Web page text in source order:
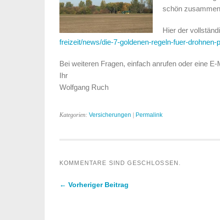
schön
Hier der
freizeit/news/die-7-goldenen-regeln-fuer-drohnen-
Bei weiteren Fragen, einfach anrufen oder eine
Ihr
Wolfgang Ruch
Kategorien: Versicherungen Permalink
KOMMENTARE SIND GESCHLOSSEN.
← Vorheriger Beitrag